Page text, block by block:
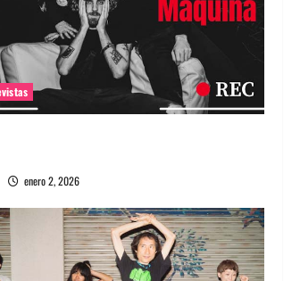
enero 2, 2026